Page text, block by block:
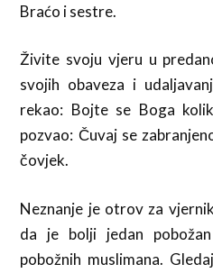
Braćo i sestre.
Živite svoju vjeru u
svojih obaveza i
rekao: Bojte se Boga
pozvao: Čuvaj se
čovjek.
Neznanje je otrov za
da je bolji jedan
pobožnih muslimana.